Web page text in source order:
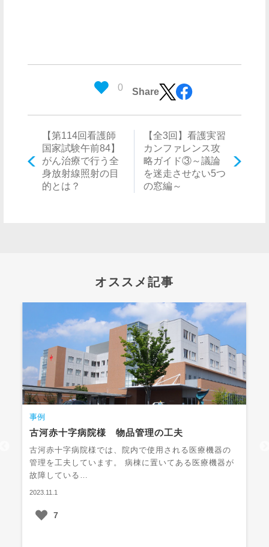
0 Share
【第114回看護師
国家試験午前84】
がん治療で行う全
身放射線照射の目
的とは？
【全3回】看護実習
カンファレンス攻
略ガイド③～議論
を迷走させない5つ
の窓編～
オススメ記事
事例
古河赤十字病院様 物品管理の工夫
古河赤十字病院様では、院内で使用される医療機器の
管理を工夫しています。 病棟に置いてある医療機器が
故障している…
2023.11.1
7